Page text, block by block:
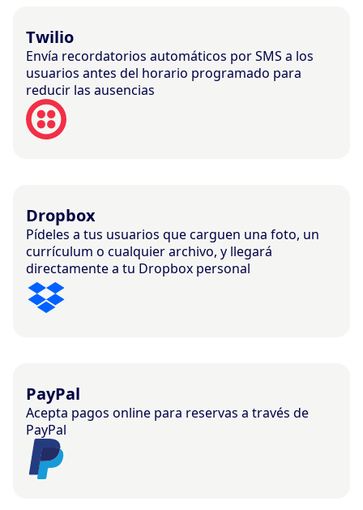
Twilio
Envía recordatorios automáticos por SMS a los
usuarios antes del horario programado para
reducir las ausencias
Dropbox
Pídeles a tus usuarios que carguen una foto, un
currículum o cualquier archivo, y llegará
directamente a tu Dropbox personal
PayPal
Acepta pagos online para reservas a través de
PayPal